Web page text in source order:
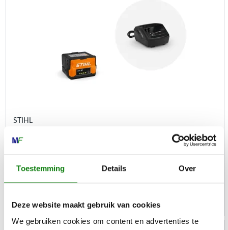
Toestemming Details Over
Deze website maakt gebruik van cookies
We gebruiken cookies om content en advertenties te
STIHL